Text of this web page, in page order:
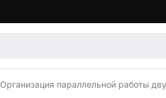
Организация параллельной работы